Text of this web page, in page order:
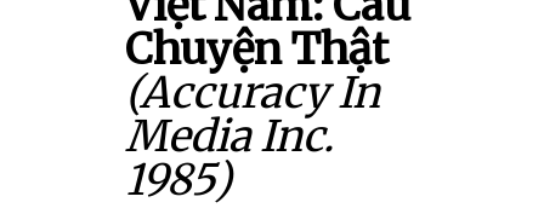
Chuyện Thật
(Accuracy In
Media Inc.
1985)